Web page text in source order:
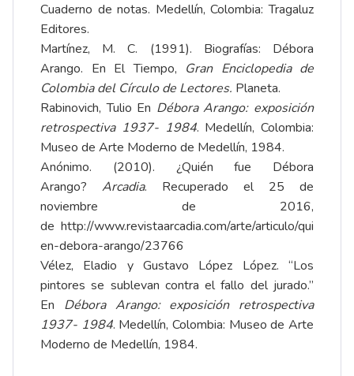
Cuaderno de notas. Medellín, Colombia: Tragaluz
Editores.
Martínez, M. C. (1991). Biografías: Débora
Arango. En El Tiempo, Gran Enciclopedia de
Colombia del Círculo de Lectores. Planeta.
Rabinovich, Tulio En Débora Arango: exposición
retrospectiva 1937- 1984. Medellín, Colombia:
Museo de Arte Moderno de Medellín, 1984.
Anónimo. (2010). ¿Quién fue Débora
Arango? Arcadia. Recuperado el 25 de
noviembre de 2016,
de http://www.revistaarcadia.com/arte/articulo/qui
en-debora-arango/23766
Vélez, Eladio y Gustavo López López. “Los
pintores se sublevan contra el fallo del jurado.”
En Débora Arango: exposición retrospectiva
1937- 1984. Medellín, Colombia: Museo de Arte
Moderno de Medellín, 1984.